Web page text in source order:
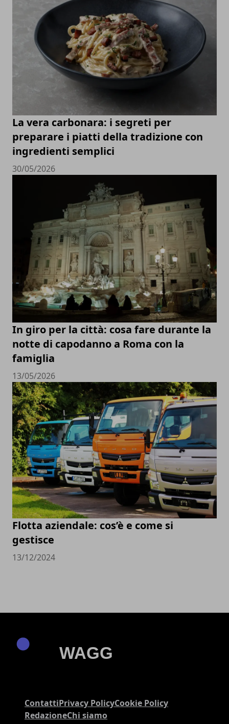
La vera carbonara: i segreti per
preparare i piatti della tradizione con
ingredienti semplici
30/05/2026
In giro per la città: cosa fare durante la
notte di capodanno a Roma con la
famiglia
13/05/2026
Flotta aziendale: cos’è e come si
gestisce
13/12/2024
ContattiPrivacy PolicyCookie Policy
RedazioneChi siamo